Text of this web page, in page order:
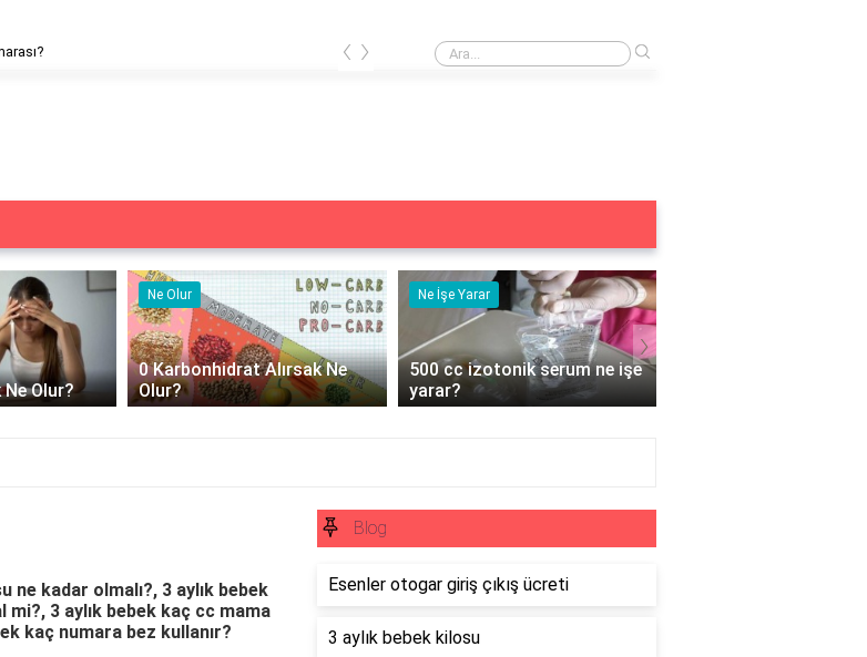
0 212 824 20 38 nerenin numarası?
‹ ›
Alırsak Ne
Ne İşe Yarar
500 cc izotonik serum ne işe
yarar?
Ne İşe Yarar
5 duyu organımız ne işe
yarar?
›
ne kadar olmalı?, 3 aylık bebek
mi?, 3 aylık bebek kaç cc mama
kaç numara bez kullanır?
Blog
Esenler otogar giriş çıkış ücreti
3 aylık bebek kilosu